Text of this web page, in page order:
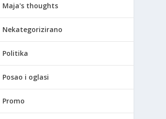
Maja's thoughts
Nekategorizirano
Politika
Posao i oglasi
Promo